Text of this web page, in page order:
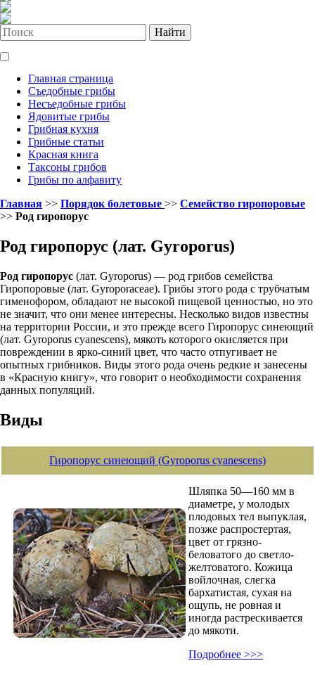
Найти
Главная страница
Съедобные грибы
Несъедобные грибы
Ядовитые грибы
Грибная кухня
Грибные статьи
Красная книга
Таксоны грибов
Грибы по алфавиту
Главная >> Порядок болетовые >> Семейство гиропоровые
>> Род гиропорус
Род гиропорус (лат. Gyroporus)
Род гиропорус (лат. Gyroporus) — род грибов семейства
Гиропоровые (лат. Gyroporaceae). Грибы этого рода с трубчатым
гименофором, обладают не высокой пищевой ценностью, но это
не значит, что они менее интересны. Несколько видов известны
на территории России, и это прежде всего Гиропорус синеющий
(лат. Gyroporus cyanescens), мякоть которого окисляется при
повреждении в ярко-синий цвет, что часто отпугивает не
опытных грибников. Виды этого рода очень редкие и занесены
в «Красную книгу», что говорит о необходимости сохранения
данных популяций.
Виды
Гиропорус синеющий (Gyroporus cyanescens)
Шляпка 50—160 мм в
диаметре, у молодых
плодовых тел выпуклая,
позже распростертая,
цвет от грязно-
беловатого до светло-
желтоватого. Кожица
войлочная, слегка
бархатистая, сухая на
ощупь, не ровная и
иногда растрескивается
до мякоти.
Подробнее >>>